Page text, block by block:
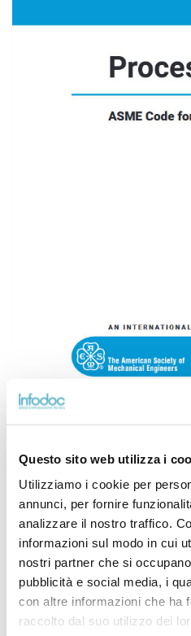
Questo sito web utilizza i
Utilizziamo i cookie per
annunci, per fornire
analizzare il nostro traffico.
informazioni sul modo in cui
nostri partner che si
pubblicità e social media, i
con altre informazioni che ha
raccolto dal suo utilizzo dei
ASME B31.3
PROCESS
NUOVA
E’ ora disponibile la nuova
ASME B31.3 “Process
per l’impiantistica di
vasta gamma di aspetti,
componenti, progettazione,